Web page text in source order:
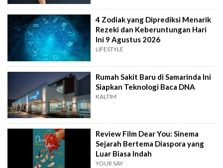
4 Zodiak yang Diprediksi Menarik
Rezeki dan Keberuntungan Hari
Ini 9 Agustus 2026
LIFESTYLE
Rumah Sakit Baru di Samarinda Ini
Siapkan Teknologi Baca DNA
KALTIM
Review Film Dear You: Sinema
Sejarah Bertema Diaspora yang
Luar Biasa Indah
YOUR SAY